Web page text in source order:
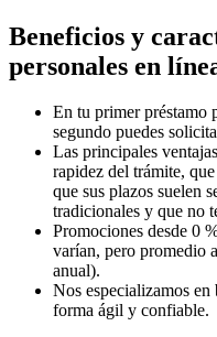
Beneficios y
personales en
En tu primer préstamo
segundo puedes
Las principales
rapidez del trámite,
que sus plazos suelen
tradicionales y que no
Promociones desde 0
varían, pero promedio
anual).
Nos especializamos
forma ágil y confiable.